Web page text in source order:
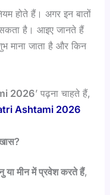
होते हैं। अगर इन बातों
है। आइए जानते हैं
माना जाता है और किन
2026’ पढ़ना चाहते हैं,
Ashtami 2026
या मीन में प्रवेश करते हैं,